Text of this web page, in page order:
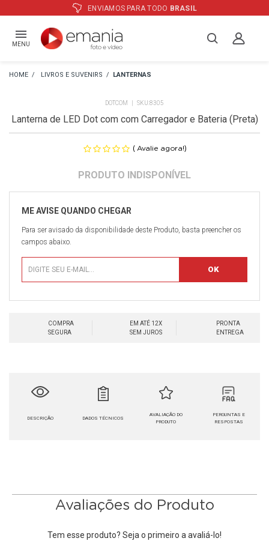
ENVIAMOS PARA TODOBRASIL
MENU
LIVROS E SUVENIRS LANTERNAS
DOTCOM 8305
Lanterna de LED Dot com com Carregador e Bateria (Preta)
( Avalie agora!)
Para ser avisado da disponibilidade deste Produto, basta preencher os
campos abaixo.
COMPRA
SEGURA
EM ATÉ 12X
SEM JUROS
PRONTA
ENTREGA
DESCRIÇÃO DADOS TÉCNICOS
AVALIAÇÃO DO
PRODUTO
PERGUNTAS E
RESPOSTAS
Avaliações do Produto
Tem esse produto? Seja o primeiro a avaliá-lo!